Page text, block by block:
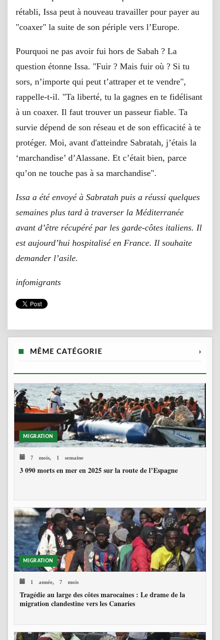
rétabli, Issa peut à nouveau travailler pour payer au
"coaxer" la suite de son périple vers l’Europe.
Pourquoi ne pas avoir fui hors de Sabah ? La
question étonne Issa. "Fuir ? Mais fuir où ? Si tu
sors, n’importe qui peut t’attraper et te vendre",
rappelle-t-il. "Ta liberté, tu la gagnes en te fidélisant
à un coaxer. Il faut trouver un passeur fiable. Ta
survie dépend de son réseau et de son efficacité à te
protéger. Moi, avant d'atteindre Sabratah, j’étais la
‘marchandise’ d’Alassane. Et c’était bien, parce
qu’on ne touche pas à sa marchandise".
Issa a été envoyé à Sabratah puis a réussi quelques
semaines plus tard à traverser la Méditerranée
avant d’être récupéré par les garde-côtes italiens. Il
est aujourd’hui hospitalisé en France. Il souhaite
demander l’asile.
infomigrants
MÊME CATÉGORIE ›
MIGRATION
7 mois, 1 semaine
3 090 morts en mer en 2025 sur la route de l’Espagne
MIGRATION
1 année, 7 mois
Tragédie au large des côtes marocaines : Le drame de la
migration clandestine vers les Canaries